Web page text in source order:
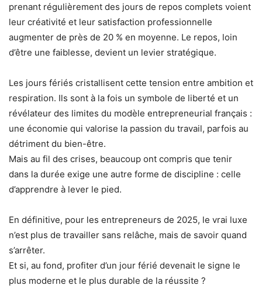
prenant régulièrement des jours de repos complets voient
leur créativité et leur satisfaction professionnelle
augmenter de près de 20 % en moyenne. Le repos, loin
d’être une faiblesse, devient un levier stratégique.
Les jours fériés cristallisent cette tension entre ambition et
respiration. Ils sont à la fois un symbole de liberté et un
révélateur des limites du modèle entrepreneurial français :
une économie qui valorise la passion du travail, parfois au
détriment du bien-être.
Mais au fil des crises, beaucoup ont compris que tenir
dans la durée exige une autre forme de discipline : celle
d’apprendre à lever le pied.
En définitive, pour les entrepreneurs de 2025, le vrai luxe
n’est plus de travailler sans relâche, mais de savoir quand
s’arrêter.
Et si, au fond, profiter d’un jour férié devenait le signe le
plus moderne et le plus durable de la réussite ?